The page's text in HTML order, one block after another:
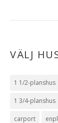
VÄLJ
1 1/2-planshus
1 3/4-planshus
carport